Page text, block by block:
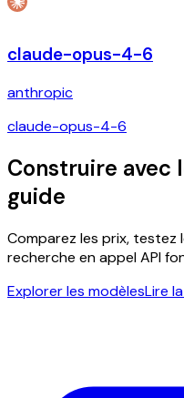
claude-opus-4-6
anthropic
claude-opus-4-6
Construire avec
guide
Comparez les prix,
recherche en appel API
Explorer les modèlesLire